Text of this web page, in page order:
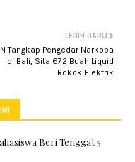
LEBIH BARU
Tangkap Pengedar Narkoba
di Bali, Sita 672 Buah Liquid
Rokok Elektrik
Beri Tenggat 5